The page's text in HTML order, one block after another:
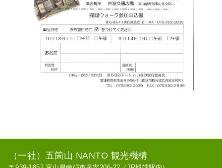
（一社）五箇山 NANTO 観光機構